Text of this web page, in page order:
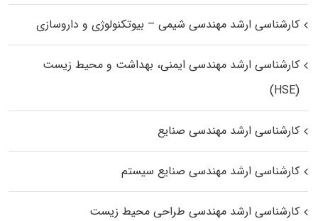
کارشناسی ارشد مهندسی شیمی – بیوتکنولوژی و داروسازی
کارشناسی ارشد مهندسی ایمنی، بهداشت و محیط زیست
(HSE)
کارشناسی ارشد مهندسی صنایع
کارشناسی ارشد مهندسی صنایع سیستم
کارشناسی ارشد مهندسی طراحی محیط زیست